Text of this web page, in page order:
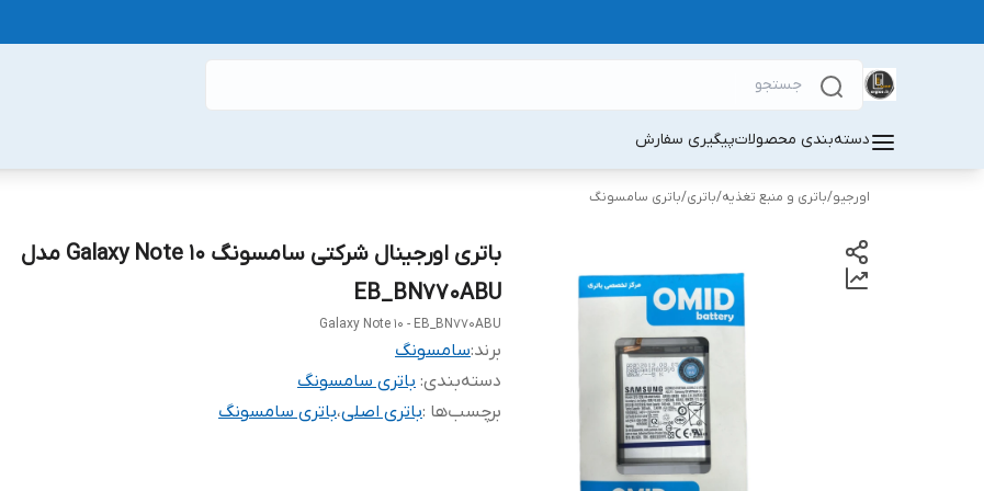
دسته‌بندی محصولاتپیگیری سفارش
اورجیو/باتری و منبع تغذیه/باتری/باتری سامسونگ
باتری اورجینال شرکتی سامسونگ Galaxy Note 10 مدل
EB_BN770ABU
Galaxy Note 10 - EB_BN770ABU
برند:سامسونگ
دسته‌بندی: باتری سامسونگ
برچسب‌ها :باتری اصلی،باتری سامسونگ